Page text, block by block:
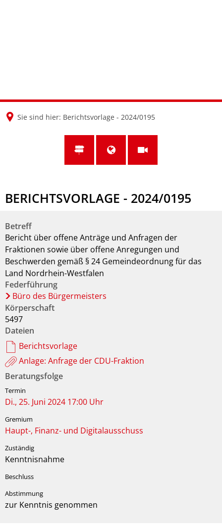
Sie sind hier: Berichtsvorlage - 2024/0195
BERICHTSVORLAGE - 2024/0195
Betreff
Bericht über offene Anträge und Anfragen der
Fraktionen sowie über offene Anregungen und
Beschwerden gemäß § 24 Gemeindeordnung für das
Land Nordrhein-Westfalen
Federführung
Büro des Bürgermeisters
Körperschaft
5497
Dateien
Berichtsvorlage
Anlage: Anfrage der CDU-Fraktion
Beratungsfolge
Di., 25. Juni 2024 17:00 Uhr
Haupt-, Finanz- und Digitalausschuss
Kenntnisnahme
zur Kenntnis genommen